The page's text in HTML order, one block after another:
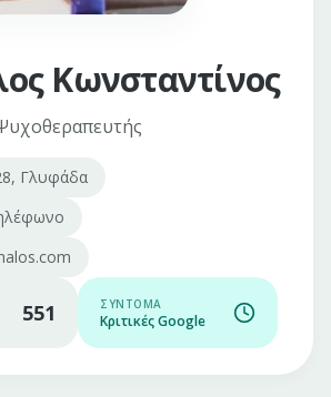
Κωνσταντίνος
Γλυφάδα
551 ΣΎΝΤΟΜΑ
Κριτικές Google